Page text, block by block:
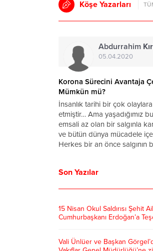
Köşe Yazarları
Abdurrahim
05.04.2020
Korona Sürecini Avantaja
Mümkün mü?
İnsanlık tarihi bir çok
etmiştir… Ama yaşadığımız
emsali az olan bir salgınla
ve bütün dünya mücadele
Herkes bir an önce salgının
tamamını...
Son Yazılar
15 Nisan Okul Saldırısı Şehit
Cumhurbaşkanı Erdoğan’a
Vali Ünlüer ve Başkan